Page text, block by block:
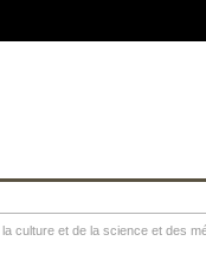
culture et de la science et des